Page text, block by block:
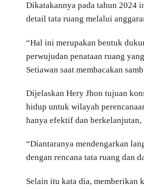
Dikatakannya pada tahun 2024
detail tata ruang melalui
“Hal ini merupakan bentuk
perwujudan penataan ruang
Setiawan saat membacakan
Dijelaskan Hery Jhon tujuan
hidup untuk wilayah
hanya efektif dan berkelanjutan,
“Diantaranya mendengarkan
dengan rencana tata ruang dan
Selain itu kata dia, memberikan